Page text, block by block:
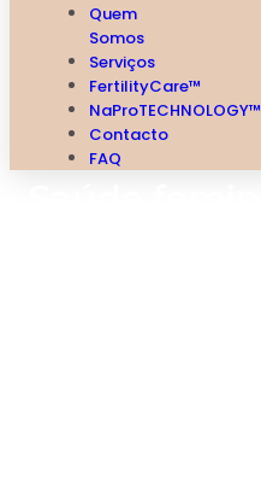
Quem
Somos
Serviços
FertilityCare™
NaProTECHNOLOGY™
Contacto
FAQ